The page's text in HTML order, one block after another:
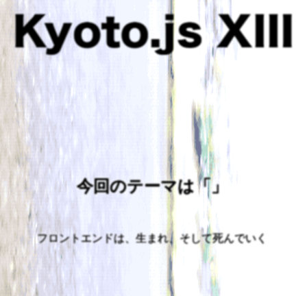
今回のテーマは「」
フロントエンドは、生まれ、そして死んでいく